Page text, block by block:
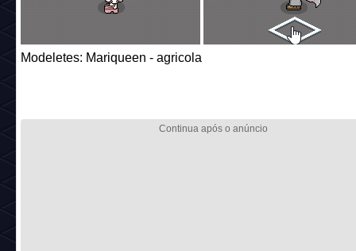
Modeletes: Mariqueen - agricola